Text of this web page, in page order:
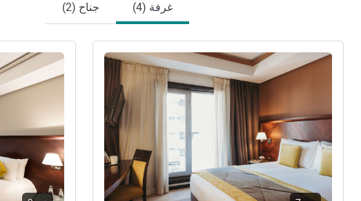
غرفة (4) جناح (2)
راجع التفاصيل راجع التفاصيل